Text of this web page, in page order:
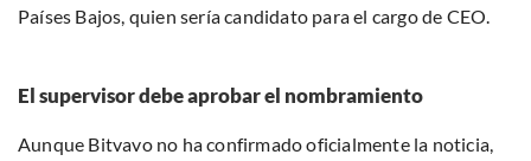
Países Bajos, quien sería candidato para el cargo de CEO.
El supervisor debe aprobar el nombramiento
Aunque Bitvavo no ha confirmado oficialmente la noticia,